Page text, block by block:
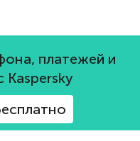
платежей и
Kaspersky